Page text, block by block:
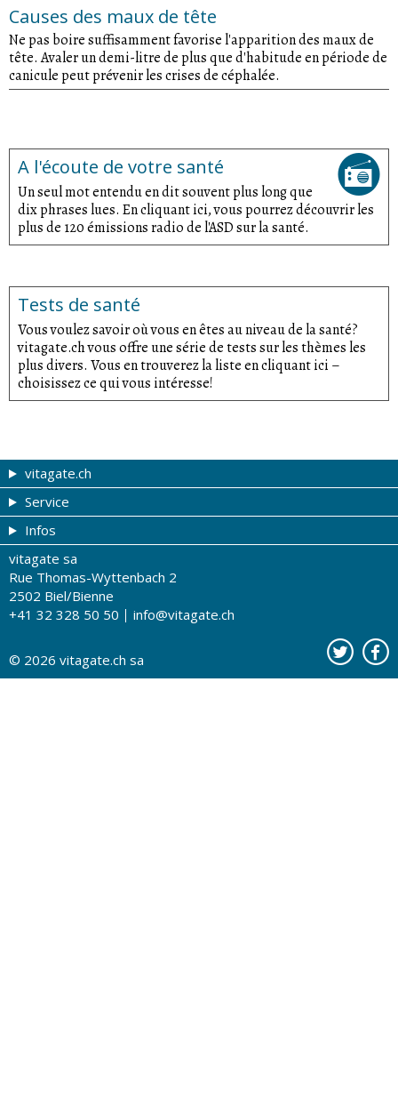
Causes des maux de tête
Ne pas boire suffisamment favorise l'apparition des maux de
tête. Avaler un demi-litre de plus que d'habitude en période de
canicule peut prévenir les crises de céphalée.
A l'écoute de votre santé
Un seul mot entendu en dit souvent plus long que
dix phrases lues. En cliquant ici, vous pourrez découvrir les
plus de 120 émissions radio de l'ASD sur la santé.
Tests de santé
Vous voulez savoir où vous en êtes au niveau de la santé?
vitagate.ch vous offre une série de tests sur les thèmes les
plus divers. Vous en trouverez la liste en cliquant ici –
choisissez ce qui vous intéresse!
vitagate.ch
Forme et beauté
Thèmes de A à Z
Thérapies
La santé sur les ondes
Tests de santé
Service
Coupons
Tribune du droguiste
Recherche de drogueries
Drogueries partenaires
Contact
Infos
Impressum
Conditions d'utilisation
A notre sujet
Publicité sur vitagate.ch
vitagate sa
Rue Thomas-Wyttenbach 2
2502 Biel/Bienne
+41 32 328 50 50
info@vitagate.ch
© 2026 vitagate.ch sa